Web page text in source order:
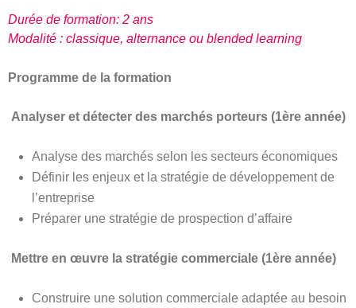
Durée de formation: 2 ans
Modalité : classique, alternance ou blended learning
Programme de la formation
Analyser et détecter des marchés porteurs (1ère année)
Analyse des marchés selon les secteurs économiques
Définir les enjeux et la stratégie de développement de
l’entreprise
Préparer une stratégie de prospection d’affaire
Mettre en œuvre la stratégie commerciale (1ère année)
Construire une solution commerciale adaptée au besoin